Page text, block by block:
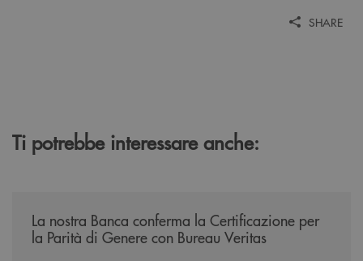
SHARE
Ti potrebbe interessare anche:
La nostra Banca conferma la Certificazione per
la Parità di Genere con Bureau Veritas